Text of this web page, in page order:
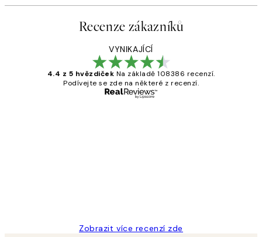
Recenze zákazníků
VYNIKAJÍCÍ
4.4 z 5 hvězdiček Na základě 108386 recenzí.
Podívejte se zde na některé z recenzí.
Zobrazit více recenzí zde